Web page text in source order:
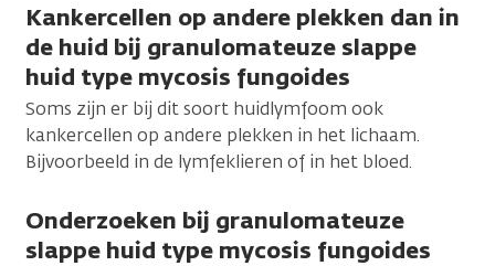
Kankercellen op andere plekken dan in
de huid bij granulomateuze slappe
huid type mycosis fungoides
Soms zijn er bij dit soort huidlymfoom ook
kankercellen op andere plekken in het lichaam.
Bijvoorbeeld in de lymfeklieren of in het bloed.
Onderzoeken bij granulomateuze
slappe huid type mycosis fungoides